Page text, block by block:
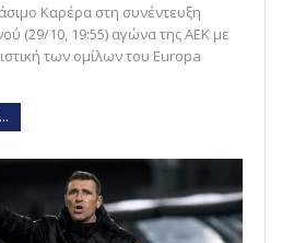
Καρέρα στη συνέντευξη
(29/10, 19:55) αγώνα της ΑΕΚ με
των ομίλων του Europa